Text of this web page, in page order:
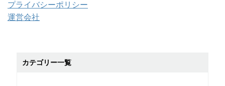
プライバシーポリシー
運営会社
カテゴリー一覧